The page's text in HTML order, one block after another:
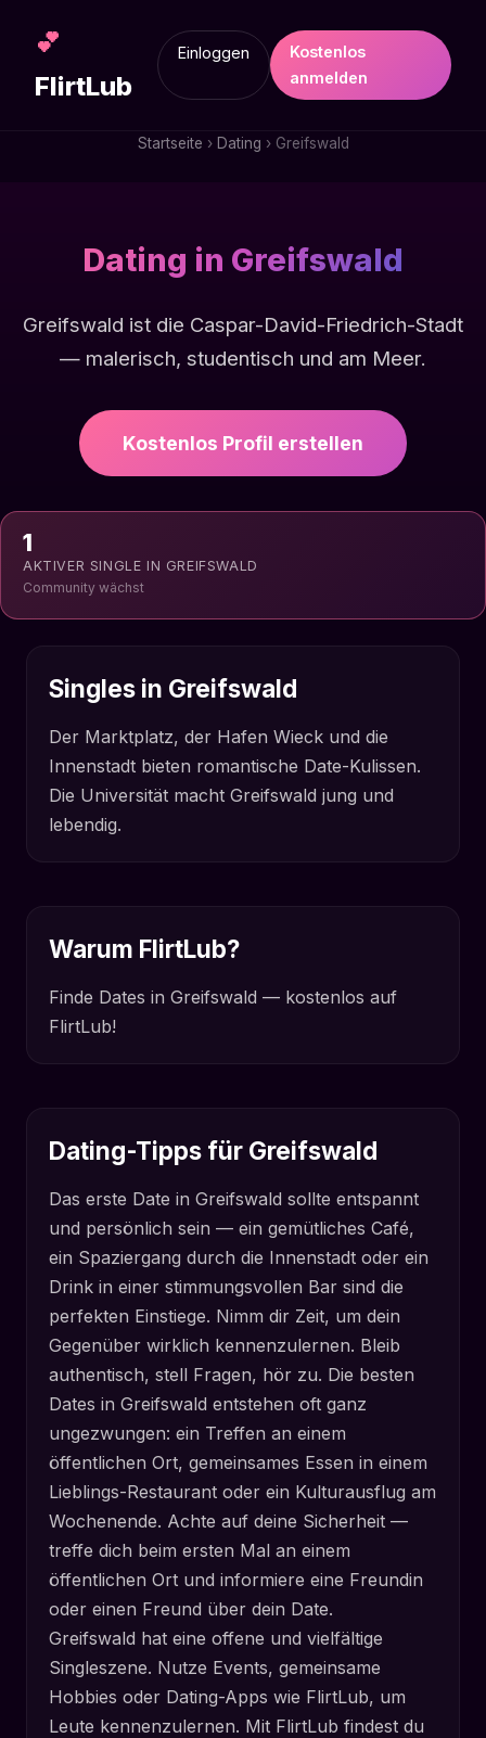
💕
FlirtLub
Einloggen
Kostenlos
anmelden
Startseite › Dating › Greifswald
Dating in Greifswald
Greifswald ist die Caspar-David-Friedrich-Stadt
— malerisch, studentisch und am Meer.
Kostenlos Profil erstellen
1
AKTIVER SINGLE IN GREIFSWALD
Community wächst
Singles in Greifswald
Der Marktplatz, der Hafen Wieck und die
Innenstadt bieten romantische Date-Kulissen.
Die Universität macht Greifswald jung und
lebendig.
Warum FlirtLub?
Finde Dates in Greifswald — kostenlos auf
FlirtLub!
Dating-Tipps für Greifswald
Das erste Date in Greifswald sollte entspannt
und persönlich sein — ein gemütliches Café,
ein Spaziergang durch die Innenstadt oder ein
Drink in einer stimmungsvollen Bar sind die
perfekten Einstiege. Nimm dir Zeit, um dein
Gegenüber wirklich kennenzulernen. Bleib
authentisch, stell Fragen, hör zu. Die besten
Dates in Greifswald entstehen oft ganz
ungezwungen: ein Treffen an einem
öffentlichen Ort, gemeinsames Essen in einem
Lieblings-Restaurant oder ein Kulturausflug am
Wochenende. Achte auf deine Sicherheit —
treffe dich beim ersten Mal an einem
öffentlichen Ort und informiere eine Freundin
oder einen Freund über dein Date.
Greifswald hat eine offene und vielfältige
Singleszene. Nutze Events, gemeinsame
Hobbies oder Dating-Apps wie FlirtLub, um
Leute kennenzulernen. Mit FlirtLub findest du